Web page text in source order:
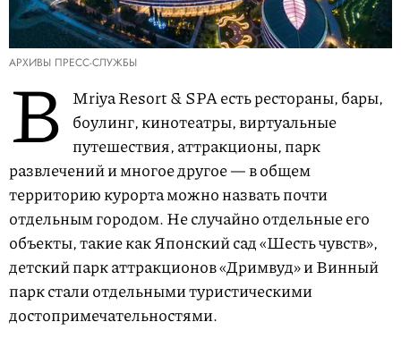
АРХИВЫ ПРЕСС-СЛУЖБЫ
В Mriya Resort & SPA есть рестораны, бары,
боулинг, кинотеатры, виртуальные
путешествия, аттракционы, парк
развлечений и многое другое — в общем
территорию курорта можно назвать почти
отдельным городом. Не случайно отдельные его
объекты, такие как Японский сад «Шесть чувств»,
детский парк аттракционов «Дримвуд» и Винный
парк стали отдельными туристическими
достопримечательностями.